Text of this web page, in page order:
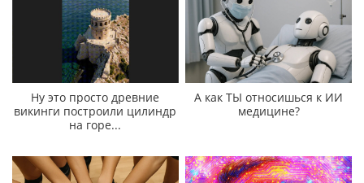
Ну это просто древние
викинги построили цилиндр
на горе...
А как ТЫ относишься к ИИ
медицине?